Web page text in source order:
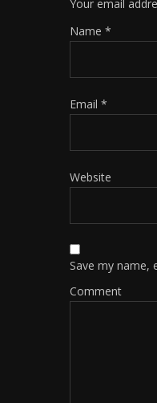
Your email
Name *
Email *
Website
Save my name,
Comment